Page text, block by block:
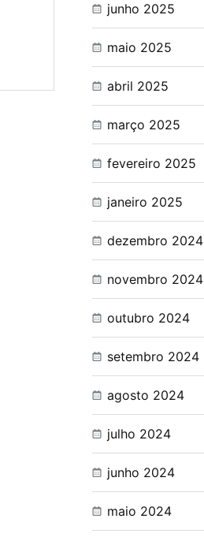
junho 2025
maio 2025
abril 2025
março 2025
fevereiro 2025
janeiro 2025
dezembro 2024
novembro 2024
outubro 2024
setembro 2024
agosto 2024
julho 2024
junho 2024
maio 2024